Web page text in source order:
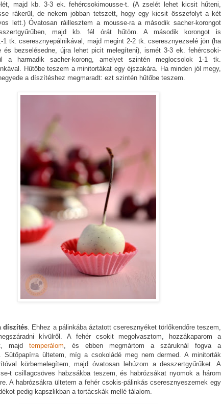
majd kb. 3-3 ek. fehércsokimousse-t. (A zselét lehet kicsit hűteni,
rákerül, de nekem jobban tetszett, hogy egy kicsit összefolyt a két
lett.) Óvatosan ráillesztem a mousse-ra a második sacher-korongot
majd kb. fél órát hűtöm. A második korongot is
1 tk. cseresznyepálnikával, majd megint 2-2 tk. cseresznyezselé jön (ha
és bezselésedne, újra lehet picit melegíteni), ismét 3-3 ek. fehércsoki-
a harmadik sacher-korong, amelyet szintén meglocsolok 1-1 tk.
Hűtőbe teszem a minitortákat egy éjszakára. Ha minden jól megy,
a díszítéshez megmaradt: ezt szintén hűtőbe teszem.
díszítés. Ehhez a pálinkába áztatott cseresznyéket törlőkendőre teszem,
kívülről. A fehér csokit megolvasztom, hozzákaparom a
majd temperálom, és ebben megmártom a száruknál fogva a
Sütőpapírra ültetem, míg a csokoládé meg nem dermed. A minitorták
körbemelegítem, majd óvatosan lehúzom a desszertgyűrűket. A
t csillagcsöves habzsákba teszem, és habrózsákat nyomok a három
A habrózsákra ültetem a fehér csokis-pálinkás cseresznyeszemek egy
pedig kapszlikban a tortácskák mellé tálalom.